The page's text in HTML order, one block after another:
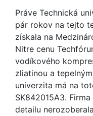
Práve Technická
pár rokov na tejto
získala na
Nitre cenu
vodíkového
zliatinou a
univerzita má na
SK842015A3.
detailu